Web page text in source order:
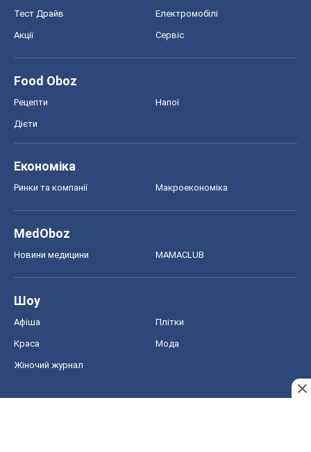
Тест Драйв Електромобілі
Акції Сервіс
Food Oboz
Рецепти Напої
Дієти
Економіка
Ринки та компанії Макроекономіка
MedOboz
Новини медицини MAMACLUB
Шоу
Афіша Плітки
Краса Мода
Жіночий журнал